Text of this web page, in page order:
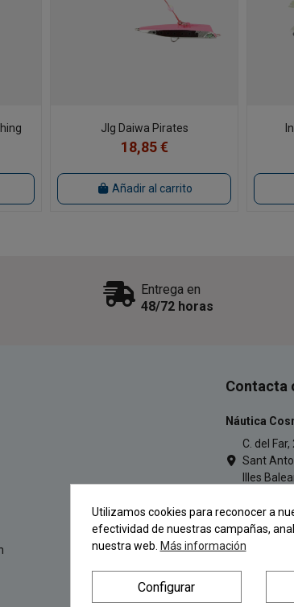
JIg Daiwa Pirates
18,85 €
Añadir al carrito
Entrega en
48/72 horas
Contacta
Náutica
C. del Far,
Sant
Illes
Utilizamos cookies para reconocer a
efectividad de nuestras campañas,
nuestra web. Más información
Configurar